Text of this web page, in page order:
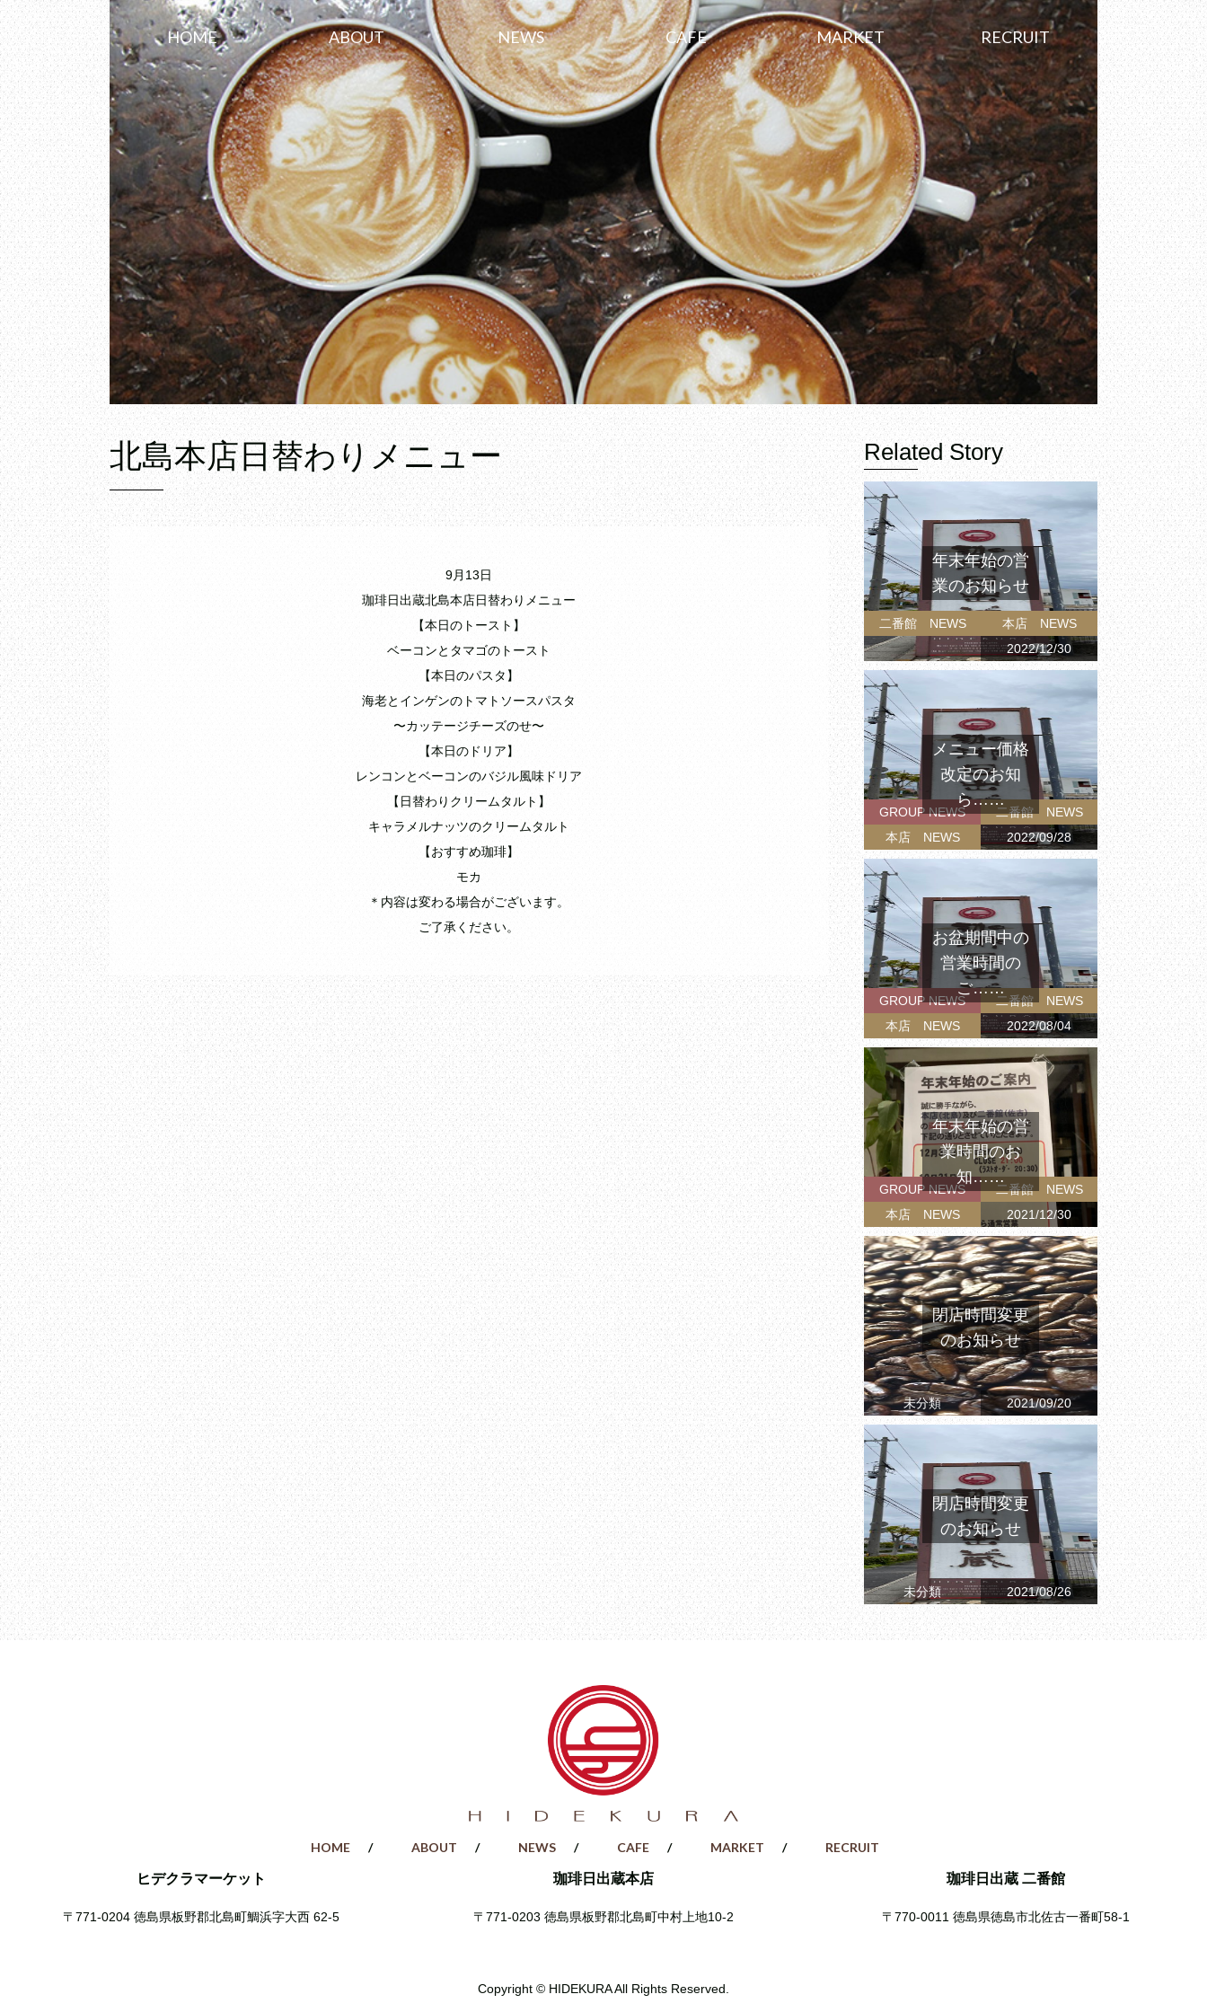
HOME ABOUT NEWS CAFE MARKET RECRUIT
北島本店日替わりメニュー
9月13日
珈琲日出蔵北島本店日替わりメニュー
【本日のトースト】
ベーコンとタマゴのトースト
【本日のパスタ】
海老とインゲンのトマトソースパスタ
〜カッテージチーズのせ〜
【本日のドリア】
レンコンとベーコンのバジル風味ドリア
【日替わりクリームタルト】
キャラメルナッツのクリームタルト
【おすすめ珈琲】
モカ
＊内容は変わる場合がございます。
ご了承ください。
Related Story
二番館 NEWS
本店 NEWS
2022/12/30
年末年始の営
業のお知らせ
GROUP NEWS
二番館 NEWS
本店 NEWS
2022/09/28
メニュー価格
改定のお知
ら……
GROUP NEWS
二番館 NEWS
本店 NEWS
2022/08/04
お盆期間中の
営業時間の
ご……
GROUP NEWS
二番館 NEWS
本店 NEWS
2021/12/30
年末年始の営
業時間のお
知……
未分類 2021/09/20
閉店時間変更
のお知らせ
未分類 2021/08/26
閉店時間変更
のお知らせ
HOME ABOUT NEWS CAFE MARKET RECRUIT
ヒデクラマーケット
〒771-0204 徳島県板野郡北島町鯛浜字大西 62-5
珈琲日出蔵本店
〒771-0203 徳島県板野郡北島町中村上地10-2
珈琲日出蔵 二番館
〒770-0011 徳島県徳島市北佐古一番町58-1
Copyright © HIDEKURA All Rights Reserved.